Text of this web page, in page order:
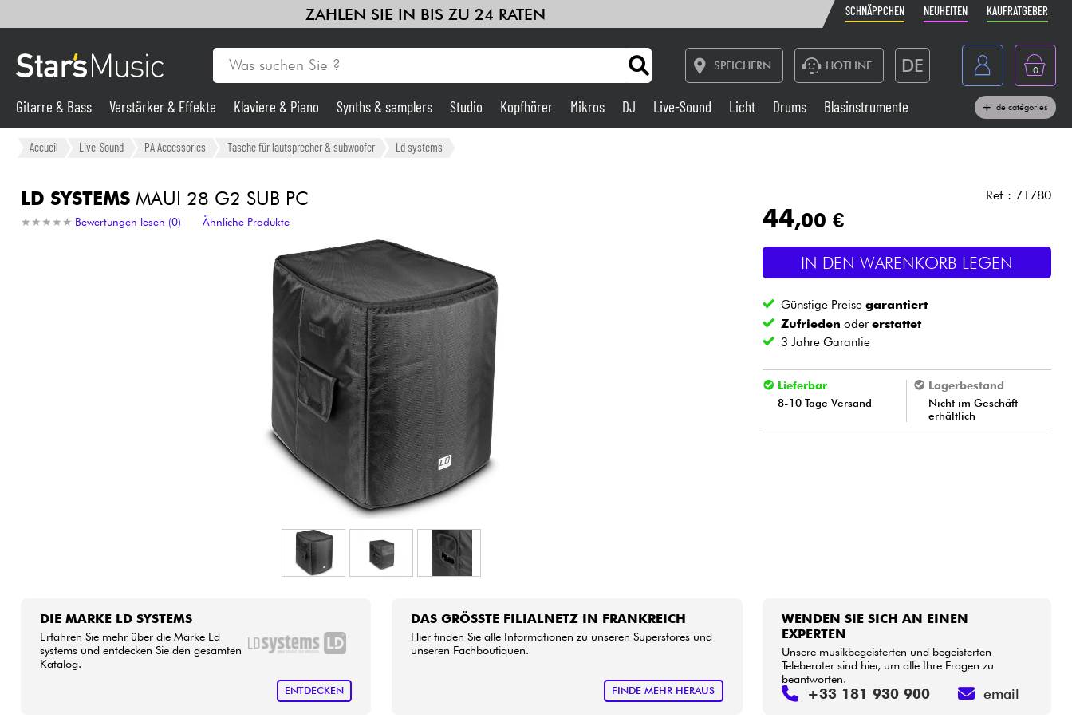
ZAHLEN SIE IN BIS ZU 24 RATEN SCHNÄPPCHEN NEUHEITEN KAUFRATGEBER
SPEICHERN HOTLINE DE
Belgique
Nederland
0
Gitarre & Bass Verstärker & Effekte
Synths & samplers
Live-Sound
Drums Blasinstrumente
Kinder Kabel & Zubehöre
Bundle
Sehen Sie sich unsere Marken an
Gitarre & Bass Verstärker & Effekte Klaviere & Piano Synths & samplers Studio Kopfhörer Mikros DJ Live-Sound Licht Drums Blasinstrumente de catégories
Accueil Live-Sound PA Accessories Tasche für lautsprecher & subwoofer Ld systems
LD SYSTEMSMAUI 28 G2 SUB PC
★ ★ ★ ★ ★
★ ★ ★ ★ ★ Bewertungen lesen (0) Ähnliche Produkte
Ref : 71780
44,00 €
IN DEN WARENKORB LEGEN
Günstige Preisegarantiert
Zufrieden odererstattet
3 Jahre Garantie
Lieferbar
8-10 Tage Versand
Lagerbestand
Nicht im Geschäft
erhältlich
DIE MARKE LD SYSTEMS
Erfahren Sie mehr über die Marke Ld
systems und entdecken Sie den gesamten
Katalog.
ENTDECKEN
DAS GRÖSSTE FILIALNETZ IN FRANKREICH
Hier finden Sie alle Informationen zu unseren Superstores und
unseren Fachboutiquen.
FINDE MEHR HERAUS
WENDEN SIE SICH AN EINEN
EXPERTEN
Unsere musikbegeisterten und begeisterten
Teleberater sind hier, um alle Ihre Fragen zu
beantworten.
+33 181 930 900 email